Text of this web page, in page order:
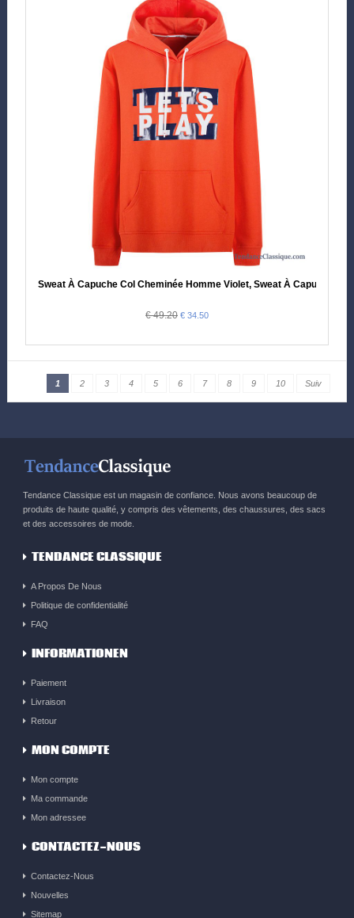
Sweat À Capuche Col Cheminée Homme Violet, Sweat À Capuche
€ 49.20 € 34.50
1 2 3 4 5 6 7 8 9 10 Suiv
Tendance Classique est un magasin de confiance. Nous avons beaucoup de
produits de haute qualité, y compris des vêtements, des chaussures, des sacs
et des accessoires de mode.
TENDANCE CLASSIQUE
A Propos De Nous
Politique de confidentialité
FAQ
INFORMATIONEN
Paiement
Livraison
Retour
MON COMPTE
Mon compte
Ma commande
Mon adressee
CONTACTEZ-NOUS
Contactez-Nous
Nouvelles
Sitemap